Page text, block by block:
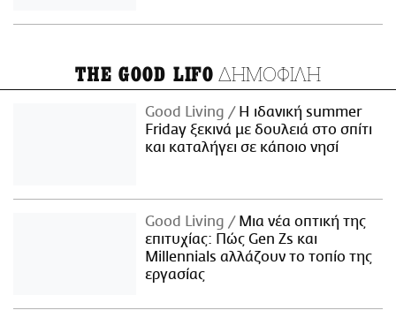
THE GOOD LIFO ΔΗΜΟΦΙΛΗ
Good Living
Η ιδανική summer
Friday ξεκινά με δουλειά στο σπίτι
και καταλήγει σε κάποιο νησί
Good Living
Μια νέα οπτική της
επιτυχίας: Πώς Gen Zs και
Millennials αλλάζουν το τοπίο της
εργασίας